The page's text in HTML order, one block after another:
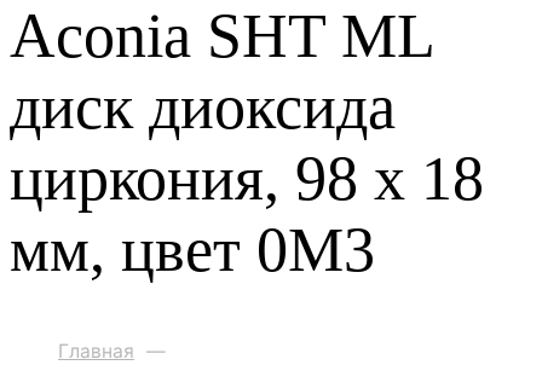
Aconia SHT ML
диск диоксида
циркония, 98 x 18
мм, цвет 0M3
Главная —